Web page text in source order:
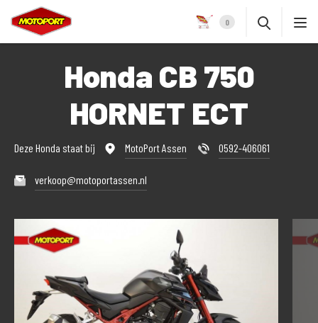
0
Honda CB 750
HORNET ECT
Deze Honda staat bij MotoPort Assen 0592-406061
verkoop@motoportassen.nl